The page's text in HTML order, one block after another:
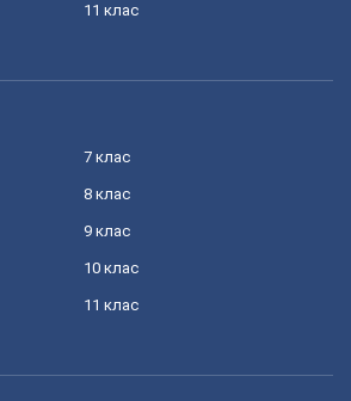
11 клас
7 клас
8 клас
9 клас
10 клас
11 клас